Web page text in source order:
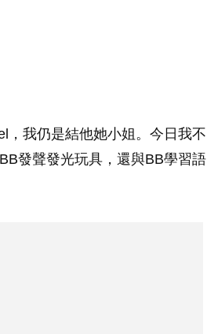
，我仍是結他她小姐。今日我不
發聲發光玩具，還與BB學習語